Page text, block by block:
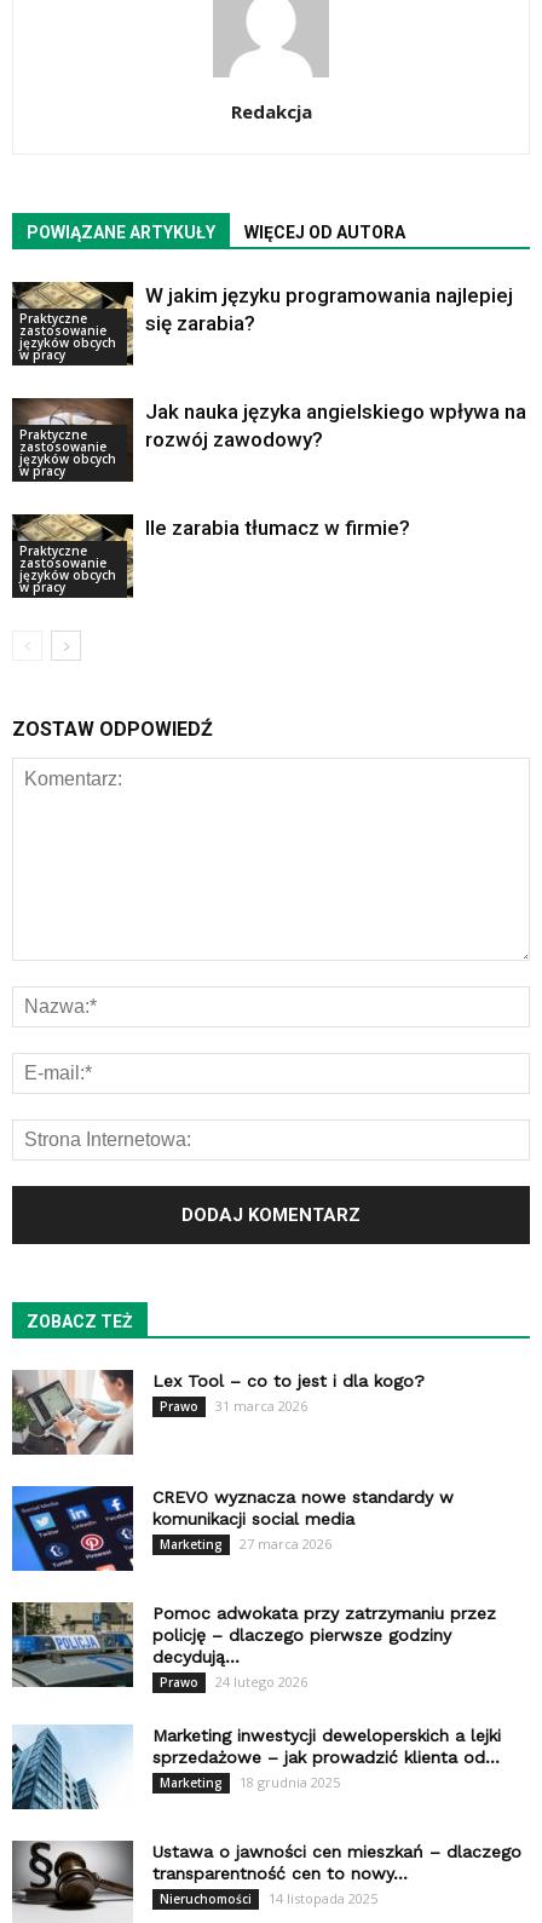
Redakcja
POWIĄZANE ARTYKUŁY WIĘCEJ OD AUTORA
Praktyczne
zastosowanie
języków obcych
w pracy
W jakim języku programowania najlepiej
się zarabia?
Praktyczne
zastosowanie
języków obcych
w pracy
Jak nauka języka angielskiego wpływa na
rozwój zawodowy?
Praktyczne
zastosowanie
języków obcych
w pracy
Ile zarabia tłumacz w firmie?
ZOSTAW ODPOWIEDŹ
ZOBACZ TEŻ
Lex Tool – co to jest i dla kogo?
Prawo 31 marca 2026
CREVO wyznacza nowe standardy w
komunikacji social media
Marketing 27 marca 2026
Pomoc adwokata przy zatrzymaniu przez
policję – dlaczego pierwsze godziny
decydują...
Prawo 24 lutego 2026
Marketing inwestycji deweloperskich a lejki
sprzedażowe – jak prowadzić klienta od...
Marketing 18 grudnia 2025
Ustawa o jawności cen mieszkań – dlaczego
transparentność cen to nowy...
Nieruchomości 14 listopada 2025